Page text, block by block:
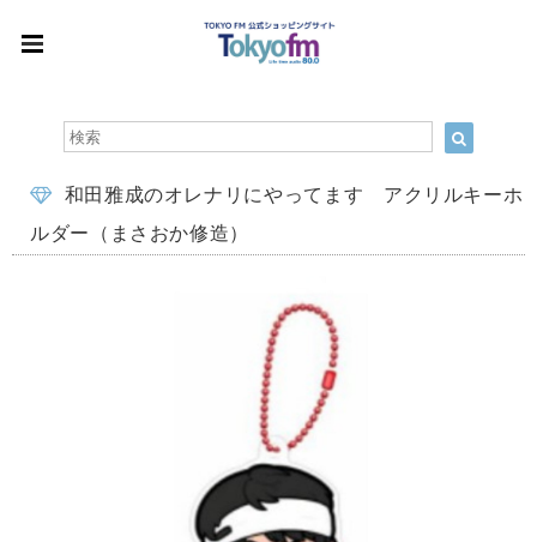
和田雅成のオレナリにやってます アクリルキーホ
ルダー（まさおか修造）